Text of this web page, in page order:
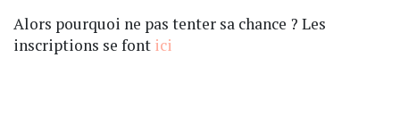
Alors pourquoi ne pas tenter sa chance ? Les
inscriptions se font ici